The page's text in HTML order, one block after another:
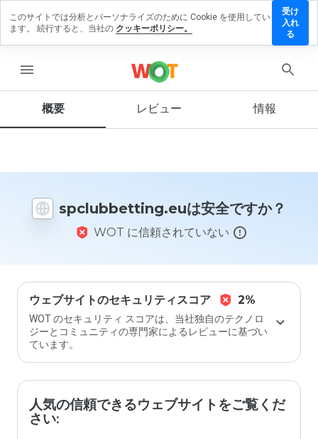
menu
概要 レビュー 情報
spclubbetting.euは安全ですか？
WOT に信頼されていない
ウェブサイトのセキュリティスコア 2%
WOT のセキュリティ スコアは、当社独自のテクノロ
ジーとコミュニティの専門家によるレビューに基づい
ています。
人気の信頼できるウェブサイトをご覧くだ
さい:
ューを残
この
イト
から
価し
ます
か？
このサイトでは分析とパーソナライズのために Cookie を使用してい
ます。 続行すると、当社の クッキーポリシー。
受け
入れ
る